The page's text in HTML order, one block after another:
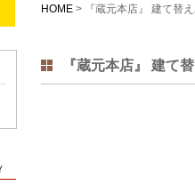
HOME > 『蔵元本店』 建て替
『蔵元本店』 建て